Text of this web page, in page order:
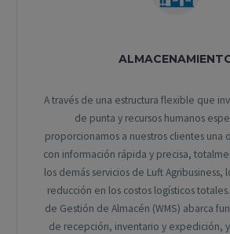
A través de una estructura flexible que
de punta y recursos humanos
proporcionamos a nuestros clientes una
con información rápida y precisa,
los demás servicios de Luft Agribusiness,
reducción en los costos logísticos
de Gestión de Almacén (WMS) abarca
de recepción, inventario y expedición,